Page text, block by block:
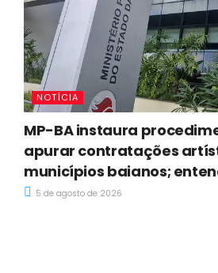
NOTÍCIA
MP-BA instaura
apurar contratações
municípios baianos;
5 de agosto de 2026